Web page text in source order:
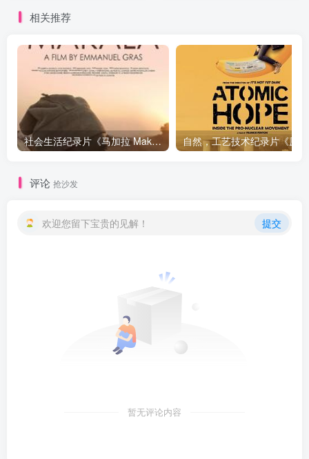
相关推荐
社会生活纪录片《马加拉 Makala》下载
评论 抢沙发
欢迎您留下宝贵的见解！ 提交
暂无评论内容